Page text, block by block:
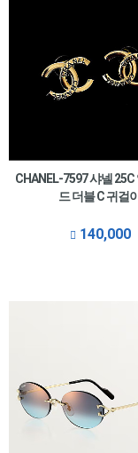
CHANEL-7597 샤넬
드 더블 C 귀걸이
140,000